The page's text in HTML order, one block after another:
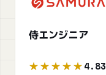
侍エンジニア
★★★★★
★★★★★ 4.83